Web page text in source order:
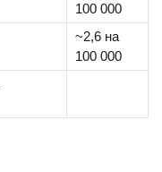
100 000
~2,6 на
100 000